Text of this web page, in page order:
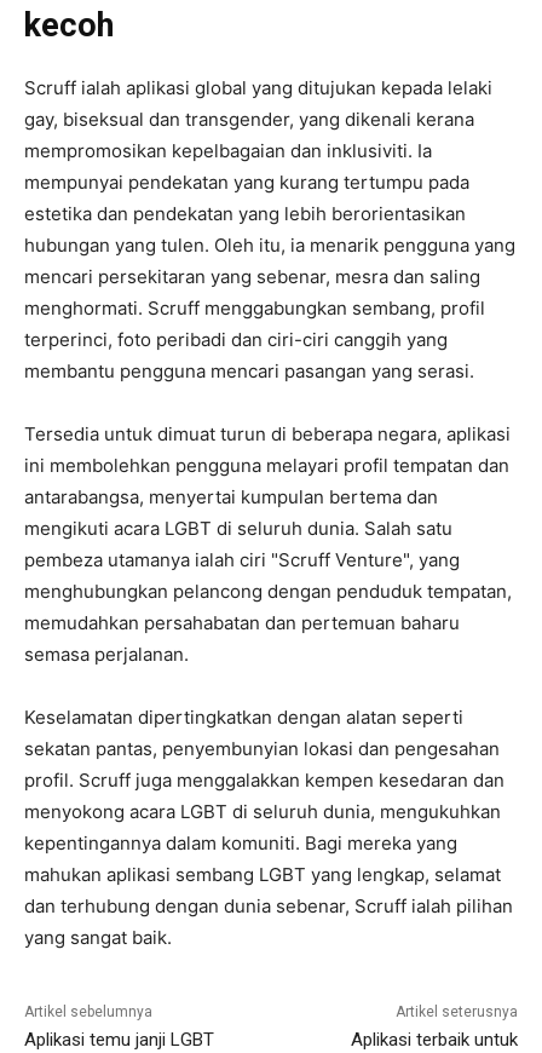
kecoh
Scruff ialah aplikasi global yang ditujukan kepada lelaki
gay, biseksual dan transgender, yang dikenali kerana
mempromosikan kepelbagaian dan inklusiviti. Ia
mempunyai pendekatan yang kurang tertumpu pada
estetika dan pendekatan yang lebih berorientasikan
hubungan yang tulen. Oleh itu, ia menarik pengguna yang
mencari persekitaran yang sebenar, mesra dan saling
menghormati. Scruff menggabungkan sembang, profil
terperinci, foto peribadi dan ciri-ciri canggih yang
membantu pengguna mencari pasangan yang serasi.
Tersedia untuk dimuat turun di beberapa negara, aplikasi
ini membolehkan pengguna melayari profil tempatan dan
antarabangsa, menyertai kumpulan bertema dan
mengikuti acara LGBT di seluruh dunia. Salah satu
pembeza utamanya ialah ciri "Scruff Venture", yang
menghubungkan pelancong dengan penduduk tempatan,
memudahkan persahabatan dan pertemuan baharu
semasa perjalanan.
Keselamatan dipertingkatkan dengan alatan seperti
sekatan pantas, penyembunyian lokasi dan pengesahan
profil. Scruff juga menggalakkan kempen kesedaran dan
menyokong acara LGBT di seluruh dunia, mengukuhkan
kepentingannya dalam komuniti. Bagi mereka yang
mahukan aplikasi sembang LGBT yang lengkap, selamat
dan terhubung dengan dunia sebenar, Scruff ialah pilihan
yang sangat baik.
Artikel sebelumnya
Aplikasi temu janji LGBT
Artikel seterusnya
Aplikasi terbaik untuk